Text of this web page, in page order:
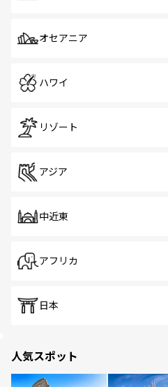
オセアニア
ハワイ
リゾート
アジア
中近東
アフリカ
日本
人気スポット